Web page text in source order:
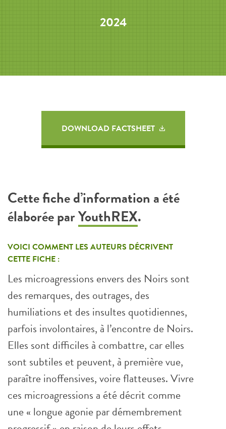
2024
DOWNLOAD FACTSHEET
Cette fiche d’information a été
élaborée parYouthREX.
VOICI COMMENT LES AUTEURS DÉCRIVENT
CETTE FICHE :
Les microagressions envers des Noirs sont
des remarques, des outrages, des
humiliations et des insultes quotidiennes,
parfois involontaires, à l’encontre de Noirs.
Elles sont difficiles à combattre, car elles
sont subtiles et peuvent, à première vue,
paraître inoffensives, voire flatteuses. Vivre
ces microagressions a été décrit comme
une « longue agonie par démembrement